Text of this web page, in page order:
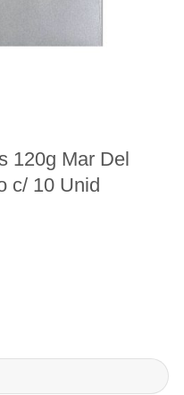
120g Mar Del
c/ 10 Unid